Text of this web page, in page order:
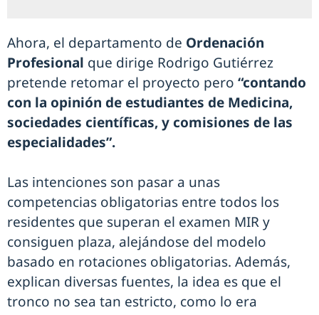
Ahora, el departamento de Ordenación
Profesional que dirige Rodrigo Gutiérrez
pretende retomar el proyecto pero “contando
con la opinión de estudiantes de Medicina,
sociedades científicas, y comisiones de las
especialidades”.
Las intenciones son pasar a unas
competencias obligatorias entre todos los
residentes que superan el examen MIR y
consiguen plaza, alejándose del modelo
basado en rotaciones obligatorias. Además,
explican diversas fuentes, la idea es que el
tronco no sea tan estricto, como lo era